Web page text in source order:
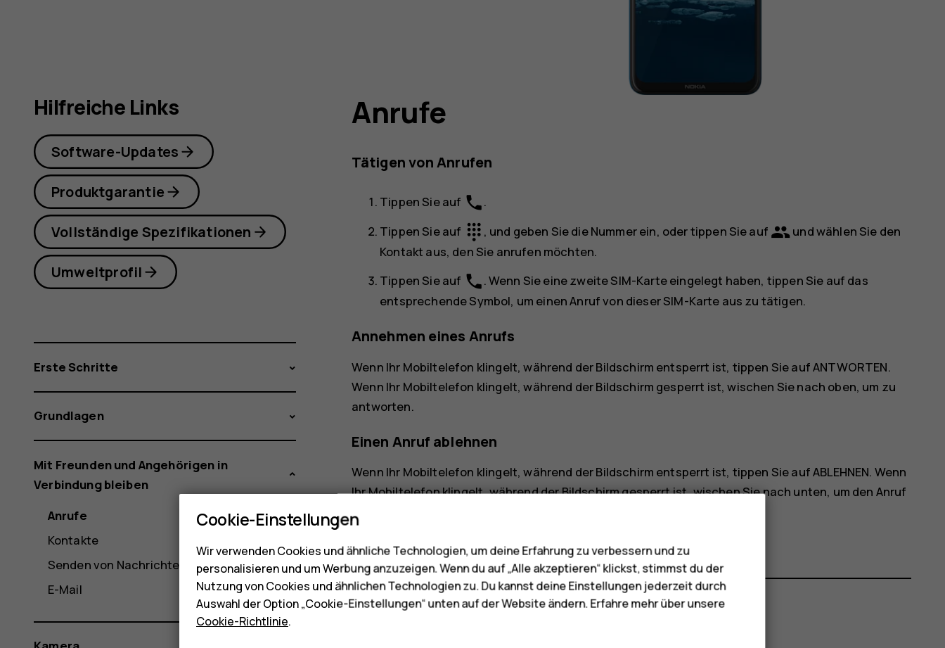
Anrufe
Tätigen von Anrufen
Tippen Sie auf phone.
Tippen Sie auf dialpad , und geben Sie die Nummer ein, oder tippen Sie auf group und wählen Sie den
Kontakt aus, den Sie anrufen möchten.
Tippen Sie auf phone. Wenn Sie eine zweite SIM-Karte eingelegt haben, tippen Sie auf das
entsprechende Symbol, um einen Anruf von dieser SIM-Karte aus zu tätigen.
Annehmen eines Anrufs
Wenn Ihr Mobiltelefon klingelt, während der Bildschirm entsperrt ist, tippen Sie aufANTWORTEN.
Wenn Ihr Mobiltelefon klingelt, während der Bildschirm gesperrt ist, wischen Sie nach oben, um zu
antworten.
Einen Anruf ablehnen
Wenn Ihr Mobiltelefon klingelt, während der Bildschirm entsperrt ist, tippen Sie aufABLEHNEN. Wenn
Ihr Mobiltelefon klingelt, während der Bildschirm gesperrt ist, wischen Sie nach unten, um den Anruf
Hilfreiche Links
Software-Updates
Produktgarantie
Vollständige Spezifikationen
Umweltprofil
Erste Schritte
Grundlagen
Mit Freunden und Angehörigen in
Verbindung bleiben
Anrufe
Kontakte
Senden von Nachrichten
E-Mail
Cookie-Einstellungen
Wir verwenden Cookies und ähnliche Technologien, um deine Erfahrung zu verbessern und zu
personalisieren und um Werbung anzuzeigen. Wenn du auf „Alle akzeptieren“ klickst, stimmst du der
Nutzung von Cookies und ähnlichen Technologien zu. Du kannst deine Einstellungen jederzeit durch
Auswahl der Option „Cookie-Einstellungen“ unten auf der Website ändern. Erfahre mehr über unsere
Cookie-Richtlinie.